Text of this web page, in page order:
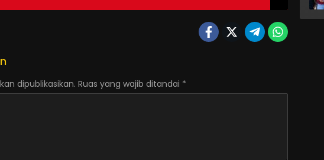
dipublikasikan. Ruas yang wajib ditandai *